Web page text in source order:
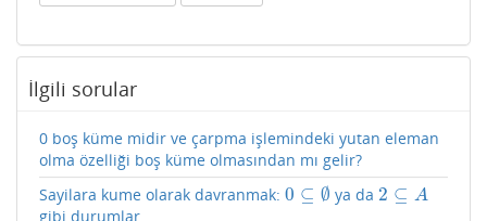
İlgili sorular
0 boş küme midir ve çarpma işlemindeki yutan eleman
olma özelliği boş küme olmasından mı gelir?
Sayilara kume olarak davranmak: 0 ⊆ ∅
0 ⊆∅ ya da 2 ⊆ A
2⊆A
gibi durumlar